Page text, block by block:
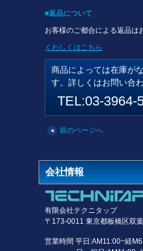
■返品について
お客様のご都合による返品は
くわしくはこちら
商品によっては在庫が
す。詳しくはお問い合
TEL:03-3964-
▲ 前のページへ
会社情報
有限会社テクニタップ
〒173-0011 東京都板橋区双
営業時間 平日:AM11:00~経